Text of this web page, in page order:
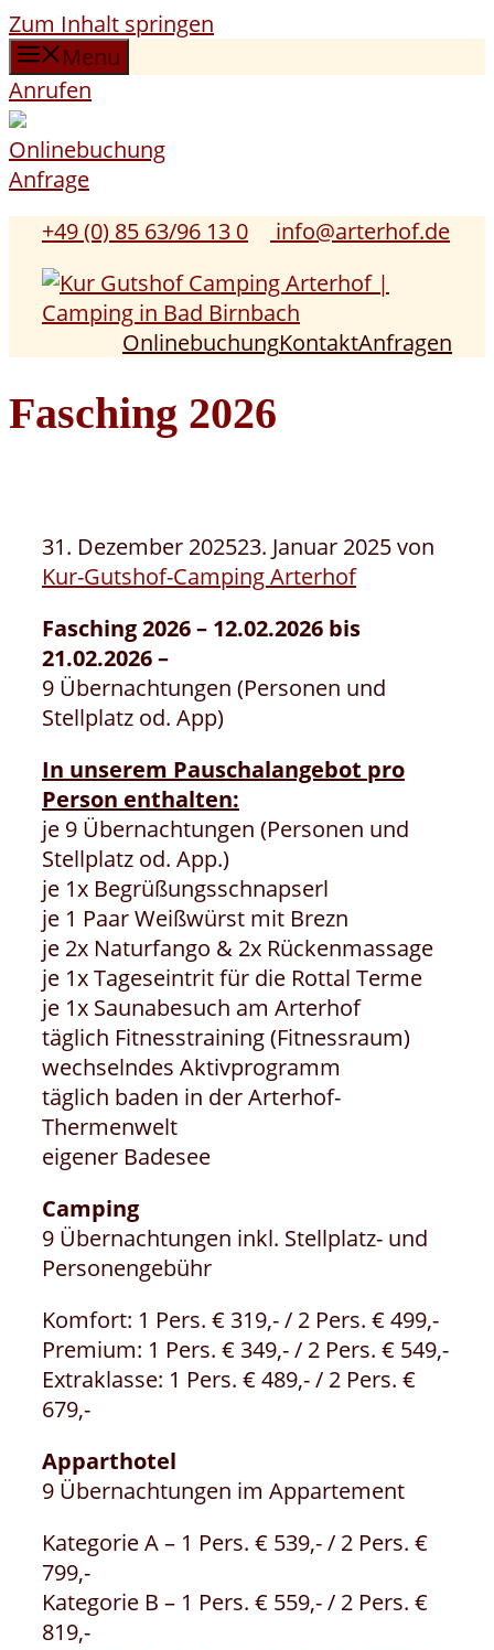
Zum Inhalt springen
Menu
Anrufen
Onlinebuchung
Anfrage
+49 (0) 85 63/96 13 0
info@arterhof.de
OnlinebuchungKontaktAnfragen
Fasching 2026
31. Dezember 202523. Januar 2025von
Kur-Gutshof-Camping Arterhof
Fasching 2026 – 12.02.2026 bis
21.02.2026 –
9 Übernachtungen (Personen und
Stellplatz od. App)
In unserem Pauschalangebot pro
Person enthalten:
je 9 Übernachtungen (Personen und
Stellplatz od. App.)
je 1x Begrüßungsschnapserl
je 1 Paar Weißwürst mit Brezn
je 2x Naturfango & 2x Rückenmassage
je 1x Tageseintrit für die Rottal Terme
je 1x Saunabesuch am Arterhof
täglich Fitnesstraining (Fitnessraum)
wechselndes Aktivprogramm
täglich baden in der Arterhof-
Thermenwelt
eigener Badesee
Camping
9 Übernachtungen inkl. Stellplatz- und
Personengebühr
Komfort: 1 Pers. € 319,- / 2 Pers. € 499,-
Premium: 1 Pers. € 349,- / 2 Pers. € 549,-
Extraklasse: 1 Pers. € 489,- / 2 Pers. €
679,-
Apparthotel
9 Übernachtungen im Appartement
Kategorie A – 1 Pers. € 539,- / 2 Pers. €
799,-
Kategorie B – 1 Pers. € 559,- / 2 Pers. €
819,-